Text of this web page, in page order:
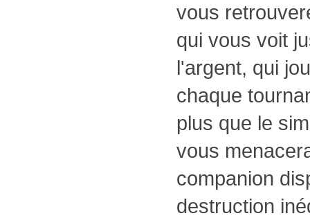
vous
qui vous voit
l'argent, qui
chaque
plus que le
vous
companion
destruction